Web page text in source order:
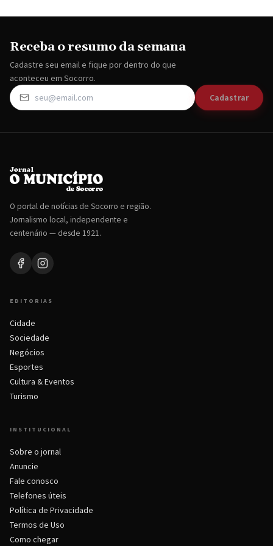
Receba o resumo da semana
Cadastre seu email e fique por dentro do que
aconteceu em Socorro.
Cadastrar
O portal de notícias de Socorro e região.
Jornalismo local, independente e
centenário — desde 1921.
EDITORIAS
Cidade
Sociedade
Negócios
Esportes
Cultura & Eventos
Turismo
INSTITUCIONAL
Sobre o jornal
Anuncie
Fale conosco
Telefones úteis
Política de Privacidade
Termos de Uso
Como chegar